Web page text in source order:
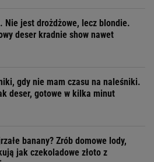
Nie jest drożdżowe, lecz blondie.
deser kradnie show nawet
gdy nie mam czasu na naleśniki.
deser, gotowe w kilka minut
banany? Zrób domowe lody,
jak czekoladowe złoto z